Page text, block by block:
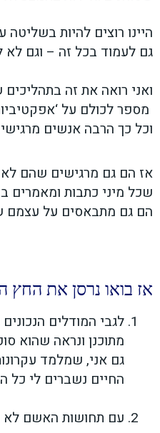
היינו רוצים להיות
גם לעמוד בכל זה – וגם לא
ואני רואה את זה
מספר לכולם על
וכל כך הרבה אנשים
אז הם גם מרגישים שהם לא
שכל מיני כתבות ומאמרים
הם גם מתבאסים על עצמם
אז בואו נרסן את החץ
לגבי המודלים
מתוכנן ונראה שהוא
גם אני, שמלמד
החיים נשברים לי כל
עם תחושות האשם לא